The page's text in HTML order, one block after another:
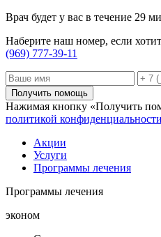
Врач будет у вас в течение 29
Наберите наш номер, если
(969) 777-39-11
Получить помощь
Нажимая кнопку «Получить
политикой конфиденциальности
Акции
Услуги
Программы лечения
Программы лечения
эконом